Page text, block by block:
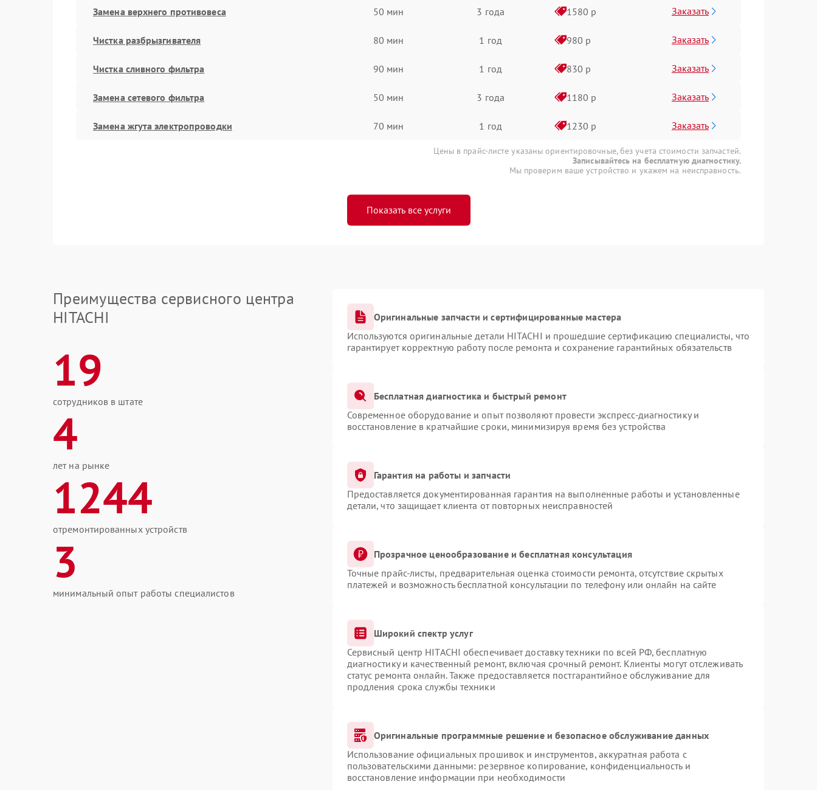
Замена верхнего противовеса 50 мин 3 года 1580 р Заказать
Чистка разбрызгивателя 80 мин 1 год 980 р Заказать
Чистка сливного фильтра 90 мин 1 год 830 р Заказать
Замена сетевого фильтра 50 мин 3 года 1180 р Заказать
Замена жгута электропроводки 70 мин 1 год 1230 р Заказать
Цены в прайс-листе указаны ориентировочные, без учета стоимости запчастей.
Записывайтесь на бесплатную диагностику.
Мы проверим ваше устройство и укажем на неисправность.
Показать все услуги
Преимущества сервисного центра
HITACHI
19
сотрудников в штате
4
лет на рынке
1244
отремонтированных устройств
3
минимальный опыт работы специалистов
Оригинальные запчасти и сертифицированные мастера
Используются оригинальные детали HITACHI и прошедшие сертификацию специалисты, что
гарантирует корректную работу после ремонта и сохранение гарантийных обязательств
Бесплатная диагностика и быстрый ремонт
Современное оборудование и опыт позволяют провести экспресс-диагностику и
восстановление в кратчайшие сроки, минимизируя время без устройства
Гарантия на работы и запчасти
Предоставляется документированная гарантия на выполненные работы и установленные
детали, что защищает клиента от повторных неисправностей
Прозрачное ценообразование и бесплатная консультация
Точные прайс-листы, предварительная оценка стоимости ремонта, отсутствие скрытых
платежей и возможность бесплатной консультации по телефону или онлайн на сайте
Широкий спектр услуг
Сервисный центр HITACHI обеспечивает доставку техники по всей РФ, бесплатную
диагностику и качественный ремонт, включая срочный ремонт. Клиенты могут отслеживать
статус ремонта онлайн. Также предоставляется постгарантийное обслуживание для
продления срока службы техники
Оригинальные программные решение и безопасное обслуживание данных
Использование официальных прошивок и инструментов, аккуратная работа с
пользовательскими данными: резервное копирование, конфиденциальность и
восстановление информации при необходимости